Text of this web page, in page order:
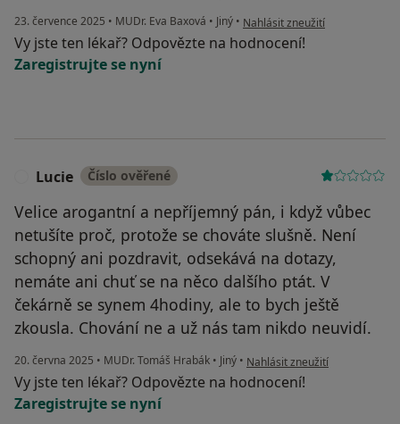
23. července 2025 • MUDr. Eva Baxová • Jiný • podle názoru uživatele BJ
Nahlásit zneužití
Vy jste ten lékař? Odpovězte na hodnocení!
Zaregistrujte se nyní
Lucie Číslo ověřené
Velice arogantní a nepříjemný pán, i když vůbec
netušíte proč, protože se chováte slušně. Není
schopný ani pozdravit, odsekává na dotazy,
nemáte ani chuť se na něco dalšího ptát. V
čekárně se synem 4hodiny, ale to bych ještě
zkousla. Chování ne a už nás tam nikdo neuvidí.
20. června 2025 • MUDr. Tomáš Hrabák • Jiný • podle názoru uživatele Lucie
Nahlásit zneužití
Vy jste ten lékař? Odpovězte na hodnocení!
Zaregistrujte se nyní